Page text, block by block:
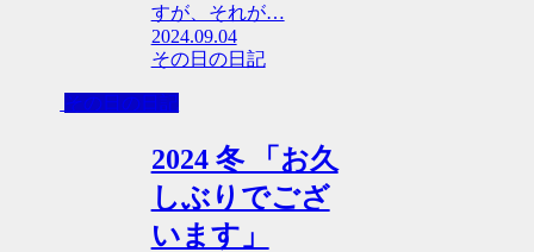
すが、それが…
2024.09.04
その日の日記
その日の日記
2024 冬 「お久
しぶりでござ
います」